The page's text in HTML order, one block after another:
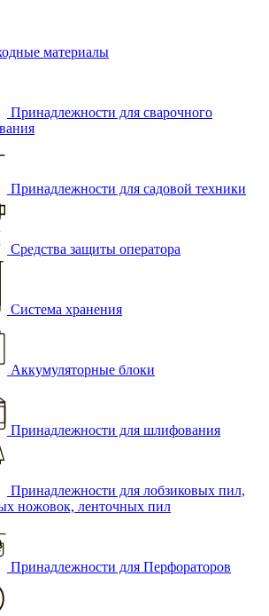
материалы
Принадлежности для сварочного
Принадлежности для садовой техники
Средства защиты оператора
Система хранения
Аккумуляторные блоки
Принадлежности для шлифования
Принадлежности для лобзиковых пил,
ножовок, ленточных пил
Принадлежности для Перфораторов